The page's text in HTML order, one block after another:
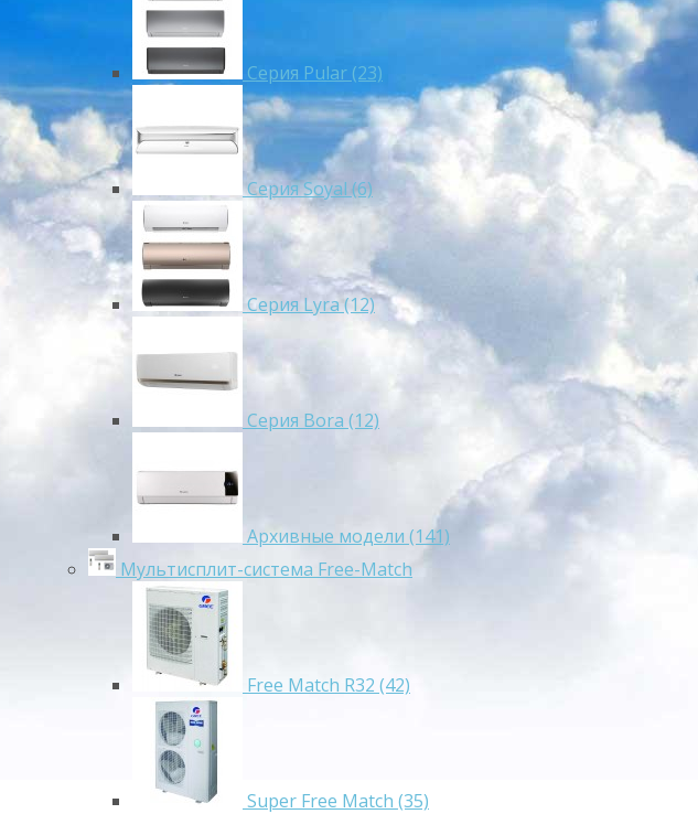
Серия Pular (23)
Cерия Soyal (6)
Серия Lyra (12)
Серия Bora (12)
Архивные модели (141)
Мультисплит-система Free-Match
Free Match R32 (42)
Super Free Match (35)